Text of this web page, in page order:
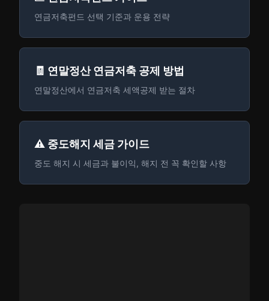
연금저축펀드 선택 기준과 운용 전략
🧾 연말정산 연금저축 공제 방법
연말정산에서 연금저축 세액공제 받는 절차
⚠️ 중도해지 세금 가이드
중도 해지 시 세금과 불이익, 해지 전 꼭 확인할 사항